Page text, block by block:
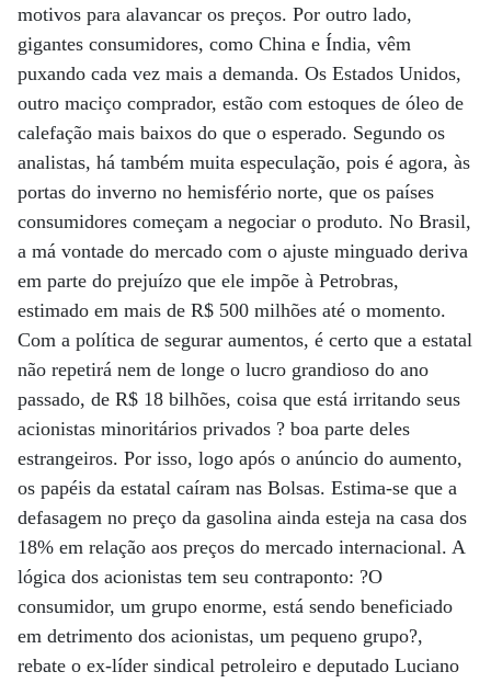
motivos para alavancar os preços. Por outro lado,
gigantes consumidores, como China e Índia, vêm
puxando cada vez mais a demanda. Os Estados Unidos,
outro maciço comprador, estão com estoques de óleo de
calefação mais baixos do que o esperado. Segundo os
analistas, há também muita especulação, pois é agora, às
portas do inverno no hemisfério norte, que os países
consumidores começam a negociar o produto. No Brasil,
a má vontade do mercado com o ajuste minguado deriva
em parte do prejuízo que ele impõe à Petrobras,
estimado em mais de R$ 500 milhões até o momento.
Com a política de segurar aumentos, é certo que a estatal
não repetirá nem de longe o lucro grandioso do ano
passado, de R$ 18 bilhões, coisa que está irritando seus
acionistas minoritários privados ? boa parte deles
estrangeiros. Por isso, logo após o anúncio do aumento,
os papéis da estatal caíram nas Bolsas. Estima-se que a
defasagem no preço da gasolina ainda esteja na casa dos
18% em relação aos preços do mercado internacional. A
lógica dos acionistas tem seu contraponto: ?O
consumidor, um grupo enorme, está sendo beneficiado
em detrimento dos acionistas, um pequeno grupo?,
rebate o ex-líder sindical petroleiro e deputado Luciano